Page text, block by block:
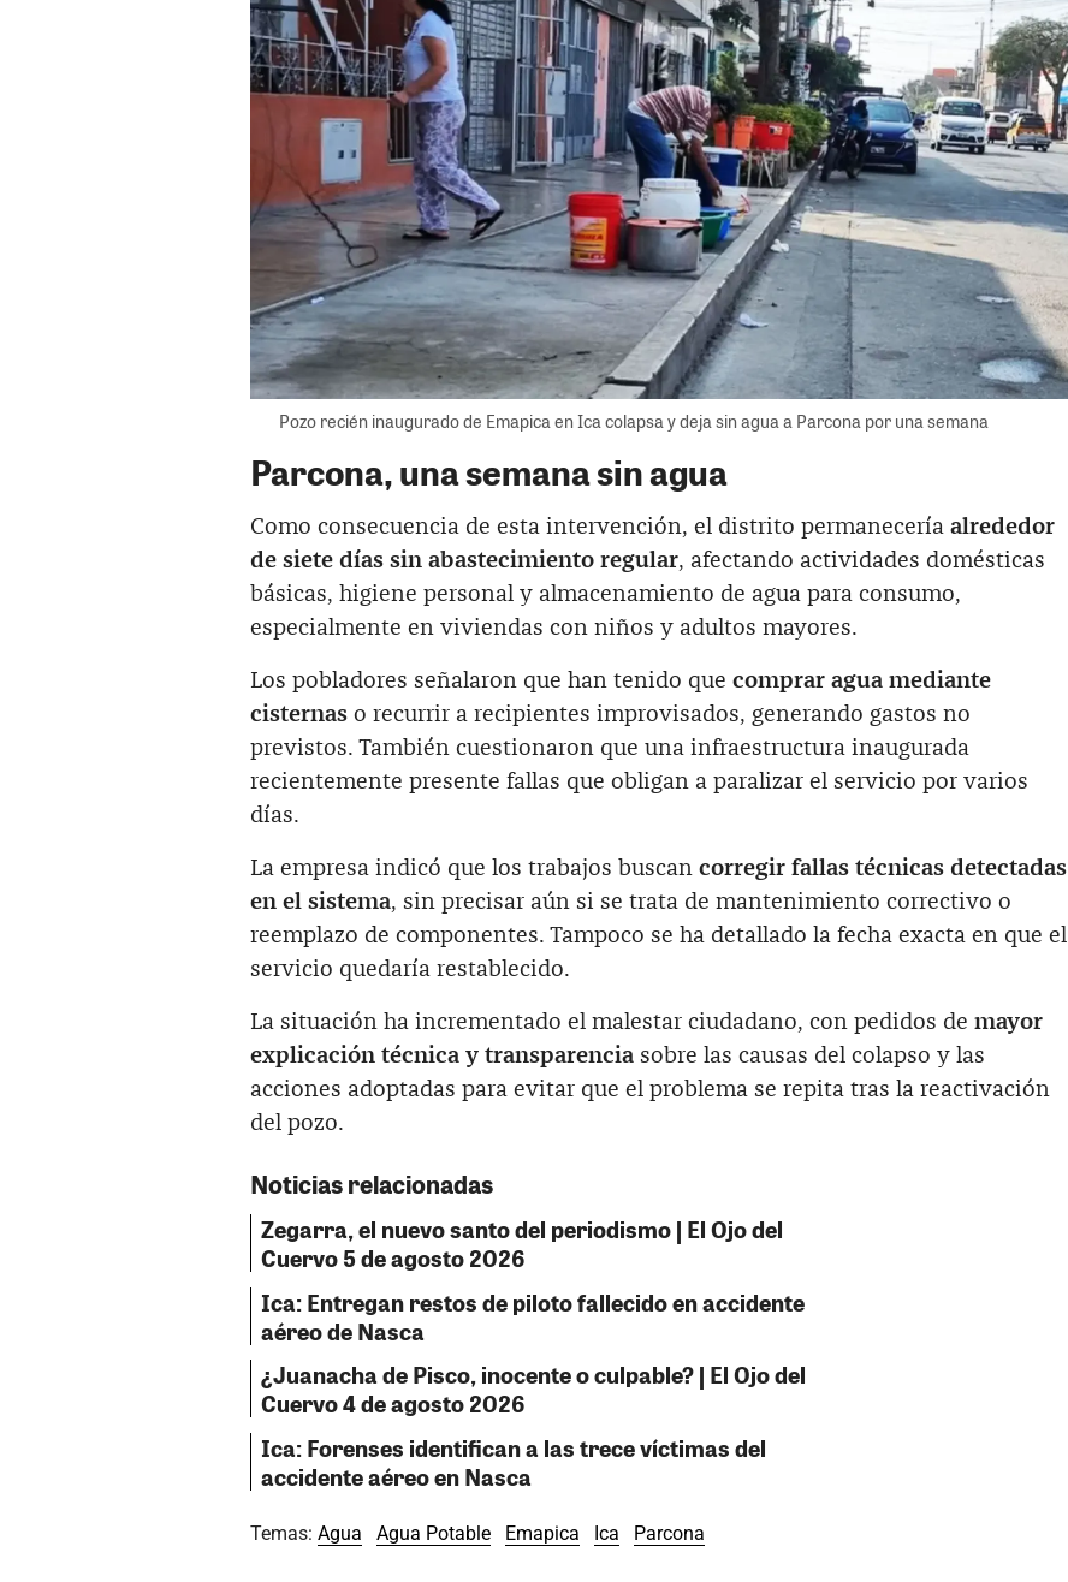
Pozo recién inaugurado de Emapica en Ica colapsa y deja sin agua a Parcona por una semana
Parcona, una semana sin agua
Como consecuencia de esta intervención, el distrito permanecería alrededor
de siete días sin abastecimiento regular, afectando actividades domésticas
básicas, higiene personal y almacenamiento de agua para consumo,
especialmente en viviendas con niños y adultos mayores.
Los pobladores señalaron que han tenido que comprar agua mediante
cisternas o recurrir a recipientes improvisados, generando gastos no
previstos. También cuestionaron que una infraestructura inaugurada
recientemente presente fallas que obligan a paralizar el servicio por varios
días.
La empresa indicó que los trabajos buscan corregir fallas técnicas detectadas
en el sistema, sin precisar aún si se trata de mantenimiento correctivo o
reemplazo de componentes. Tampoco se ha detallado la fecha exacta en que el
servicio quedaría restablecido.
La situación ha incrementado el malestar ciudadano, con pedidos de mayor
explicación técnica y transparencia sobre las causas del colapso y las
acciones adoptadas para evitar que el problema se repita tras la reactivación
del pozo.
Noticias relacionadas
Zegarra, el nuevo santo del periodismo | El Ojo del
Cuervo 5 de agosto 2026
Ica: Entregan restos de piloto fallecido en accidente
aéreo de Nasca
¿Juanacha de Pisco, inocente o culpable? | El Ojo del
Cuervo 4 de agosto 2026
Ica: Forenses identifican a las trece víctimas del
accidente aéreo en Nasca
Temas: Agua Agua Potable Emapica Ica Parcona